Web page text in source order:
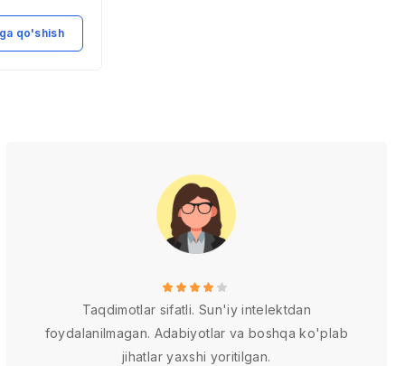
qo'shish
Taqdimotlar sifatli. Sun'iy intelektdan
foydalanilmagan. Adabiyotlar va boshqa ko'plab
jihatlar yaxshi yoritilgan.